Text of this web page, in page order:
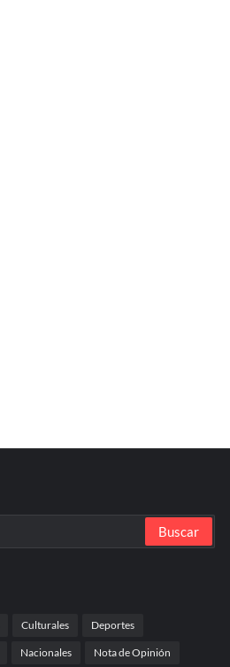
Culturales Deportes
Nacionales Nota de Opinión